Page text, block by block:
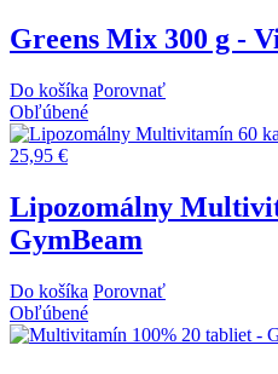
Greens Mix 300 g -
Do košíka Porovnať
Obľúbené
25,95 €
Lipozomálny
GymBeam
Do košíka Porovnať
Obľúbené